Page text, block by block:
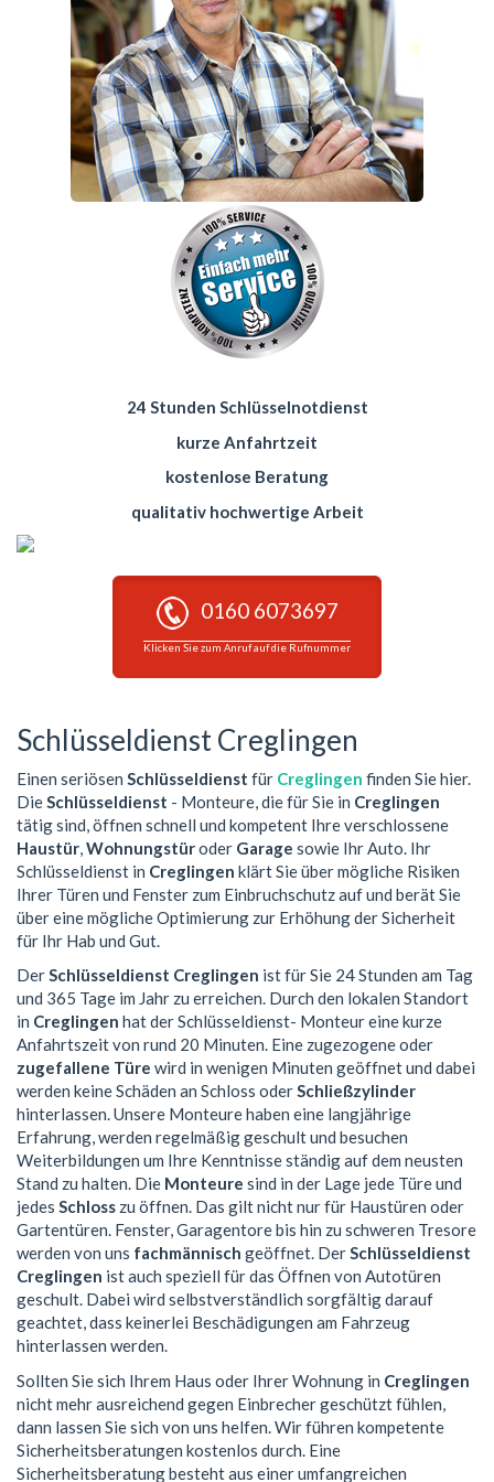
24 Stunden Schlüsselnotdienst
kurze Anfahrtzeit
kostenlose Beratung
qualitativ hochwertige Arbeit
0160 6073697
Klicken Sie zum Anruf auf die Rufnummer
Schlüsseldienst Creglingen
Einen seriösen Schlüsseldienst für Creglingen finden Sie hier.
DieSchlüsseldienst - Monteure, die für Sie in Creglingen
tätig sind, öffnen schnell und kompetent Ihre verschlossene
Haustür,Wohnungstüroder Garage sowie Ihr Auto. Ihr
Schlüsseldienst in Creglingen klärt Sie über mögliche Risiken
Ihrer Türen und Fenster zum Einbruchschutz auf und berät Sie
über eine mögliche Optimierung zur Erhöhung der Sicherheit
für Ihr Hab und Gut.
DerSchlüsseldienst Creglingen ist für Sie 24 Stunden am Tag
und 365 Tage im Jahr zu erreichen. Durch den lokalen Standort
in Creglingen hat der Schlüsseldienst- Monteur eine kurze
Anfahrtszeit von rund 20 Minuten. Eine zugezogene oder
zugefallene Türe wird in wenigen Minuten geöffnet und dabei
werden keine Schäden an Schloss oderSchließzylinder
hinterlassen. Unsere Monteure haben eine langjährige
Erfahrung, werden regelmäßig geschult und besuchen
Weiterbildungen um Ihre Kenntnisse ständig auf dem neusten
Stand zu halten. Die Monteure sind in der Lage jede Türe und
jedes Schloss zu öffnen. Das gilt nicht nur für Haustüren oder
Gartentüren. Fenster, Garagentore bis hin zu schweren Tresore
werden von uns fachmännisch geöffnet. DerSchlüsseldienst
Creglingen ist auch speziell für das Öffnen von Autotüren
geschult. Dabei wird selbstverständlich sorgfältig darauf
geachtet, dass keinerlei Beschädigungen am Fahrzeug
hinterlassen werden.
Sollten Sie sich Ihrem Haus oder Ihrer Wohnung in Creglingen
nicht mehr ausreichend gegen Einbrecher geschützt fühlen,
dann lassen Sie sich von uns helfen. Wir führen kompetente
Sicherheitsberatungen kostenlos durch. Eine
Sicherheitsberatung besteht aus einer umfangreichen